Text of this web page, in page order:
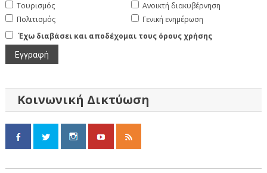
Τουρισμός
Πολιτισμός
Ανοικτή διακυβέρνηση
Γενική ενημέρωση
Έχω διαβάσει και αποδέχομαι τους όρους χρήσης
Κοινωνική Δικτύωση